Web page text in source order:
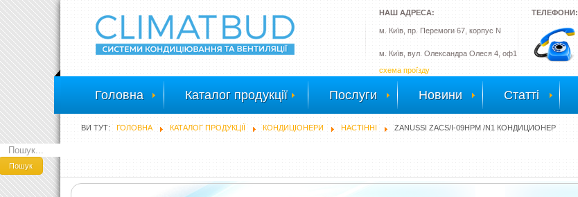
ТЕЛЕФОНИ:
НАШ АДРЕСА:
м. Київ, пр. Перемоги 67, корпус N
м. Київ, вул. Олександра Олеся 4, оф1
схема проїзду
Головна Каталог продукції Послуги Новини Статті
ВИ ТУТ: ГОЛОВНА КАТАЛОГ ПРОДУКЦІЇ КОНДИЦІОНЕРИ НАСТІННІ ZANUSSI ZACS/I-09HPM /N1 КОНДИЦИОНЕР
Пошук